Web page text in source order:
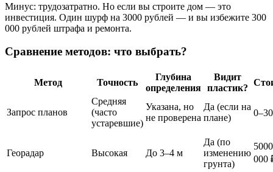
Минус: трудозатратно. Но если вы строите дом — это
инвестиция. Один шурф на 3000 рублей — и вы избежите 300
000 рублей штрафа и ремонта.
Сравнение методов: что выбрать?
Метод Точность
Глубина
определения
Видит
пластик?
Запрос планов
Средняя
(часто
устаревшие)
Указана, но
не проверена
Да (если на
плане)
Георадар Высокая До 3–4 м
Да (по
изменению
грунта)
000